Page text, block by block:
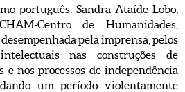
português. Sandra Ataíde Lobo,
Centro de Humanidades,
pela imprensa, pelos
nas construções de
e nos processos de independência
um período violentamente